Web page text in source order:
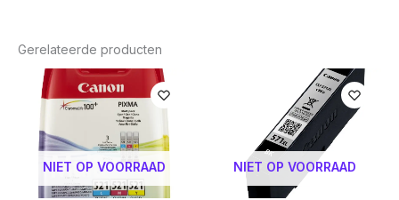
Gerelateerde producten
NIET OP VOORRAAD NIET OP VOORRAAD